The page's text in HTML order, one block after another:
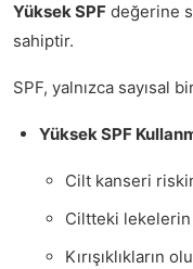
Yüksek SPF değerine
sahiptir.
SPF, yalnızca sayısal
Yüksek SPF
Cilt kanseri
Ciltteki
Kırışıklıkların